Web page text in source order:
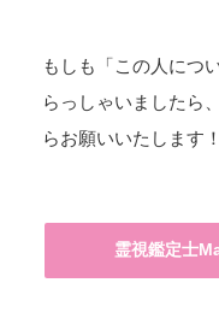
もしも「この人につ
らっしゃいましたら、
らお願いいたします！
霊視鑑定士